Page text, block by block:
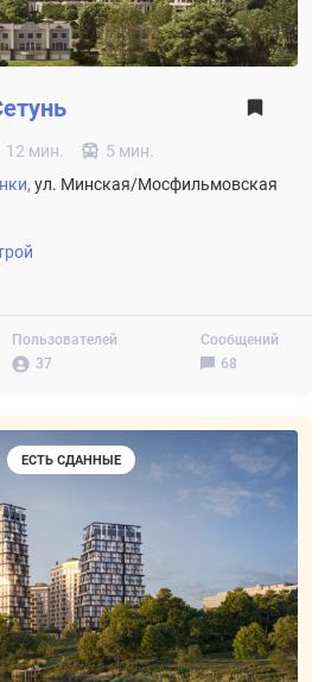
Пользователей
37
Сообщений
68
12 мин.
5 мин.
ул. Минская/Мосфильмовская
ЕСТЬ СДАННЫЕ